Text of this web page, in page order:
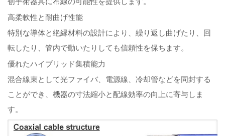
高柔軟性と耐曲げ性能
特別な導体と絶縁材料の設計により、繰り返し曲げたり、回
転したり、管内で動いたりしても信頼性を保ちます。
優れたハイブリッド集積能力
混合線束として光ファイバ、電源線、冷却管などを同封する
ことができ、機器の寸法縮小と配線効率の向上に寄与しま
す。